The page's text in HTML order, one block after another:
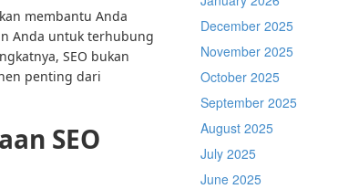
membantu Anda
Anda untuk terhubung
SEO bukan
penting dari
SEO
December 2025
November 2025
October 2025
September 2025
August 2025
July 2025
June 2025